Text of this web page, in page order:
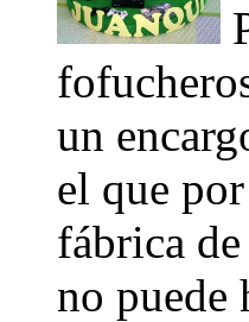
un
el que
fábrica
no puede